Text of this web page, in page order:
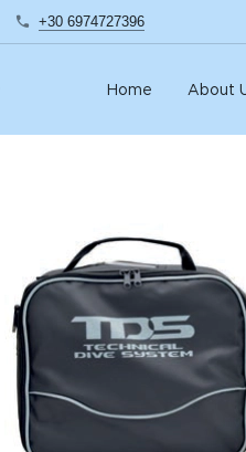
+30 6974727396
Home About